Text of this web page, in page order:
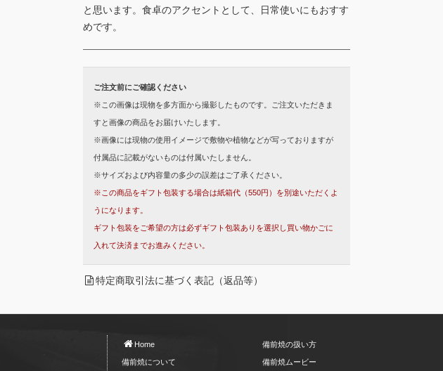
と思います。食卓のアクセントとして、日常使いにもおすす
めです。
ご注文前にご確認ください
※この画像は現物を多方面から撮影したものです。ご注文いただきま
すと画像の商品をお届けいたします。
※画像には現物の使用イメージで敷物や植物などが写っておりますが
付属品に記載がないものは付属いたしません。
※サイズおよび内容量の多少の誤差はご了承ください。
※この商品をギフト包装する場合は紙箱代（550円）を別途いただくよ
うになります。
ギフト包装をご希望の方は必ずギフト包装ありを選択し買い物かごに
入れて決済までお進みください。
特定商取引法に基づく表記（返品等）
Home 備前焼の扱い方
備前焼について 備前焼ムービー